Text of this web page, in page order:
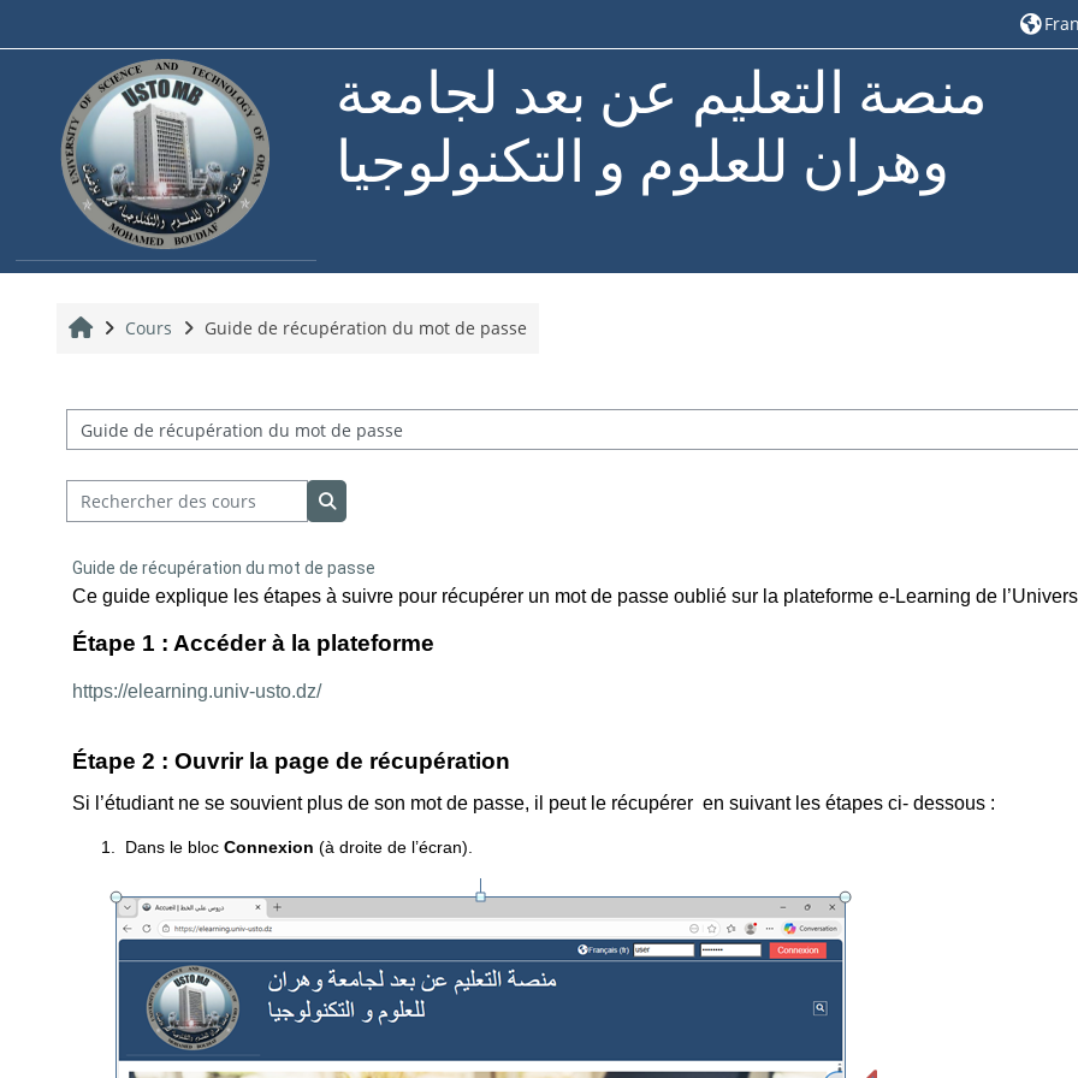
منصة التعليم عن بعد لجامعة
وهران للعلوم و التكنولوجيا
Accueil
Cours Guide de récupération du mot de passe
Catégories de cours
Rechercher des cours
Rechercher des cours
Guide de récupération du mot de passe
Ce guide explique les étapes à suivre pour récupérer un mot de passe oublié sur la plateforme e-Learning de
Étape 1 : Accéder à la plateforme
https://elearning.univ-usto.dz/
Étape 2 : Ouvrir la page de récupération
Si l’étudiant ne se souvient plus de son mot de passe, il peut le récupérer en suivant les étapes ci- dessous :
1. Dans le bloc Connexion (à droite de l’écran).